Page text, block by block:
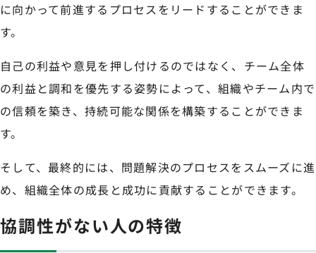
に向かって前進するプロセスをリードすることができま
す。
自己の利益や意見を押し付けるのではなく、チーム全体
の利益と調和を優先する姿勢によって、組織やチーム内で
の信頼を築き、持続可能な関係を構築することができま
す。
そして、最終的には、問題解決のプロセスをスムーズに進
め、組織全体の成長と成功に貢献することができます。
協調性がない人の特徴